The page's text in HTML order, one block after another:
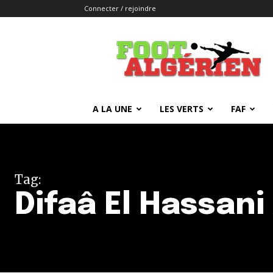
Connecter / rejoindre
FOOTALGERIEN
A LA UNE LES VERTS FAF
Tag:
Difaâ El